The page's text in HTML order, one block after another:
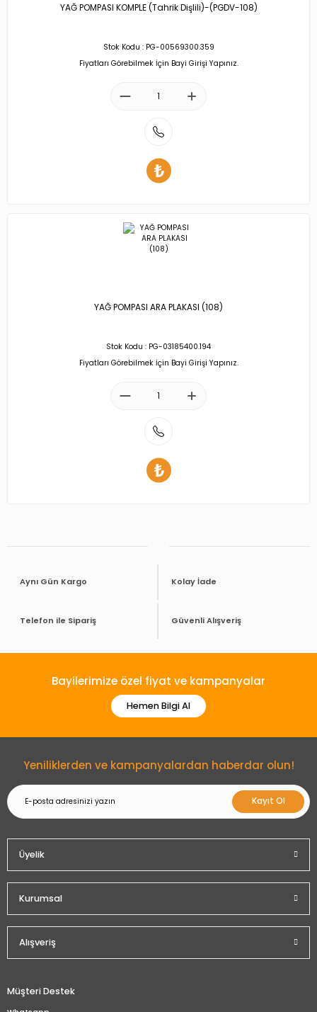
YAĞ POMPASI KOMPLE (Tahrik Dişlili)-(PGDV-108)
Stok Kodu : PG-00569300.359
Fiyatları Görebilmek İçin Bayi Girişi Yapınız.
YAĞ POMPASI ARA PLAKASI (108)
Stok Kodu : PG-03185400.194
Fiyatları Görebilmek İçin Bayi Girişi Yapınız.
Aynı Gün Kargo Kolay İade
Telefon ile Sipariş Güvenli Alışveriş
Bayilerimize özel fiyat ve kampanyalar
Hemen Bilgi Al
Yeniliklerden ve kampanyalardan haberdar olun!
Kayıt Ol
Üyelik
Kurumsal
Alışveriş
Müşteri Destek